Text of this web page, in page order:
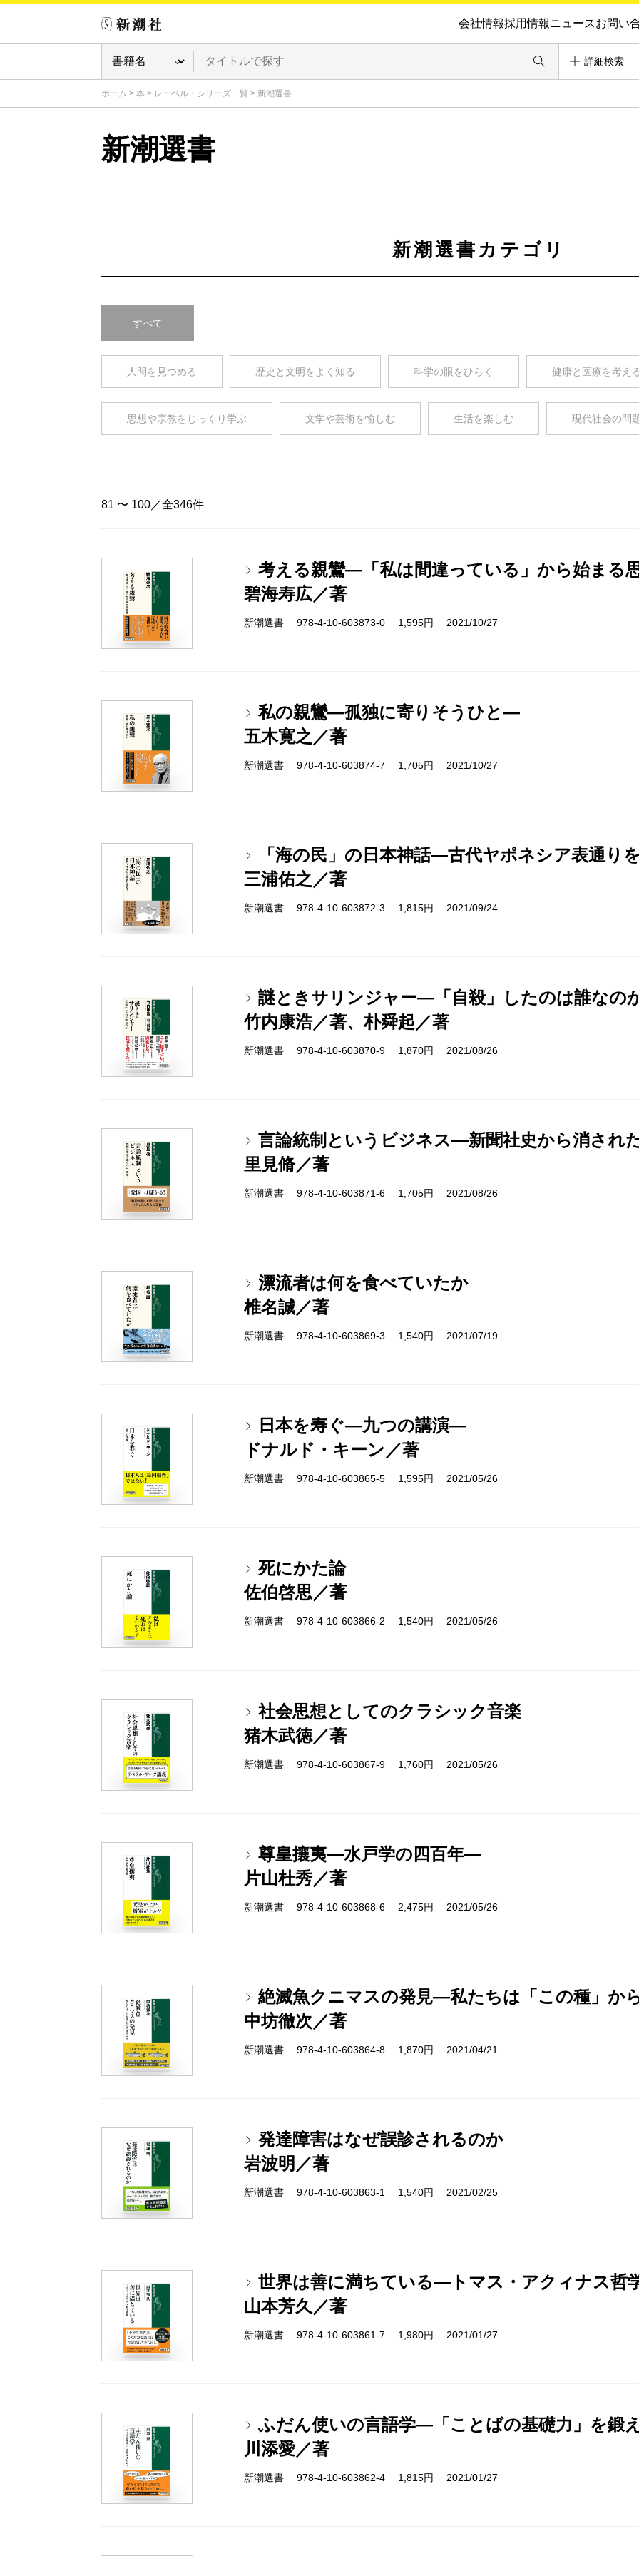
会社情報採用情報ニュースお問い
詳細検索
ホーム > 本 > レーベル・シリーズ一覧 > 新潮選書
新潮選書
新潮選書カテゴリ
すべて
人間を見つめる 歴史と文明をよく知る 科学の眼をひらく 健康と医療を考え
思想や宗教をじっくり学ぶ 文学や芸術を愉しむ 生活を楽しむ 現代社会の問
81 〜 100／全346件
考える親鸞―「私は間違っている」から始まる
碧海寿広／著
新潮選書 978-4-10-603873-0 1,595円 2021/10/27
私の親鸞―孤独に寄りそうひと―
五木寛之／著
新潮選書 978-4-10-603874-7 1,705円 2021/10/27
「海の民」の日本神話―古代ヤポネシア表通り
三浦佑之／著
新潮選書 978-4-10-603872-3 1,815円 2021/09/24
謎ときサリンジャー―「自殺」したのは誰なの
竹内康浩／著、朴舜起／著
新潮選書 978-4-10-603870-9 1,870円 2021/08/26
言論統制というビジネス―新聞社史から消され
里見脩／著
新潮選書 978-4-10-603871-6 1,705円 2021/08/26
漂流者は何を食べていたか
椎名誠／著
新潮選書 978-4-10-603869-3 1,540円 2021/07/19
日本を寿ぐ―九つの講演―
ドナルド・キーン／著
新潮選書 978-4-10-603865-5 1,595円 2021/05/26
死にかた論
佐伯啓思／著
新潮選書 978-4-10-603866-2 1,540円 2021/05/26
社会思想としてのクラシック音楽
猪木武徳／著
新潮選書 978-4-10-603867-9 1,760円 2021/05/26
尊皇攘夷―水戸学の四百年―
片山杜秀／著
新潮選書 978-4-10-603868-6 2,475円 2021/05/26
絶滅魚クニマスの発見―私たちは「この種」か
中坊徹次／著
新潮選書 978-4-10-603864-8 1,870円 2021/04/21
発達障害はなぜ誤診されるのか
岩波明／著
新潮選書 978-4-10-603863-1 1,540円 2021/02/25
世界は善に満ちている―トマス・アクィナス哲
山本芳久／著
新潮選書 978-4-10-603861-7 1,980円 2021/01/27
ふだん使いの言語学―「ことばの基礎力」を鍛
川添愛／著
新潮選書 978-4-10-603862-4 1,815円 2021/01/27